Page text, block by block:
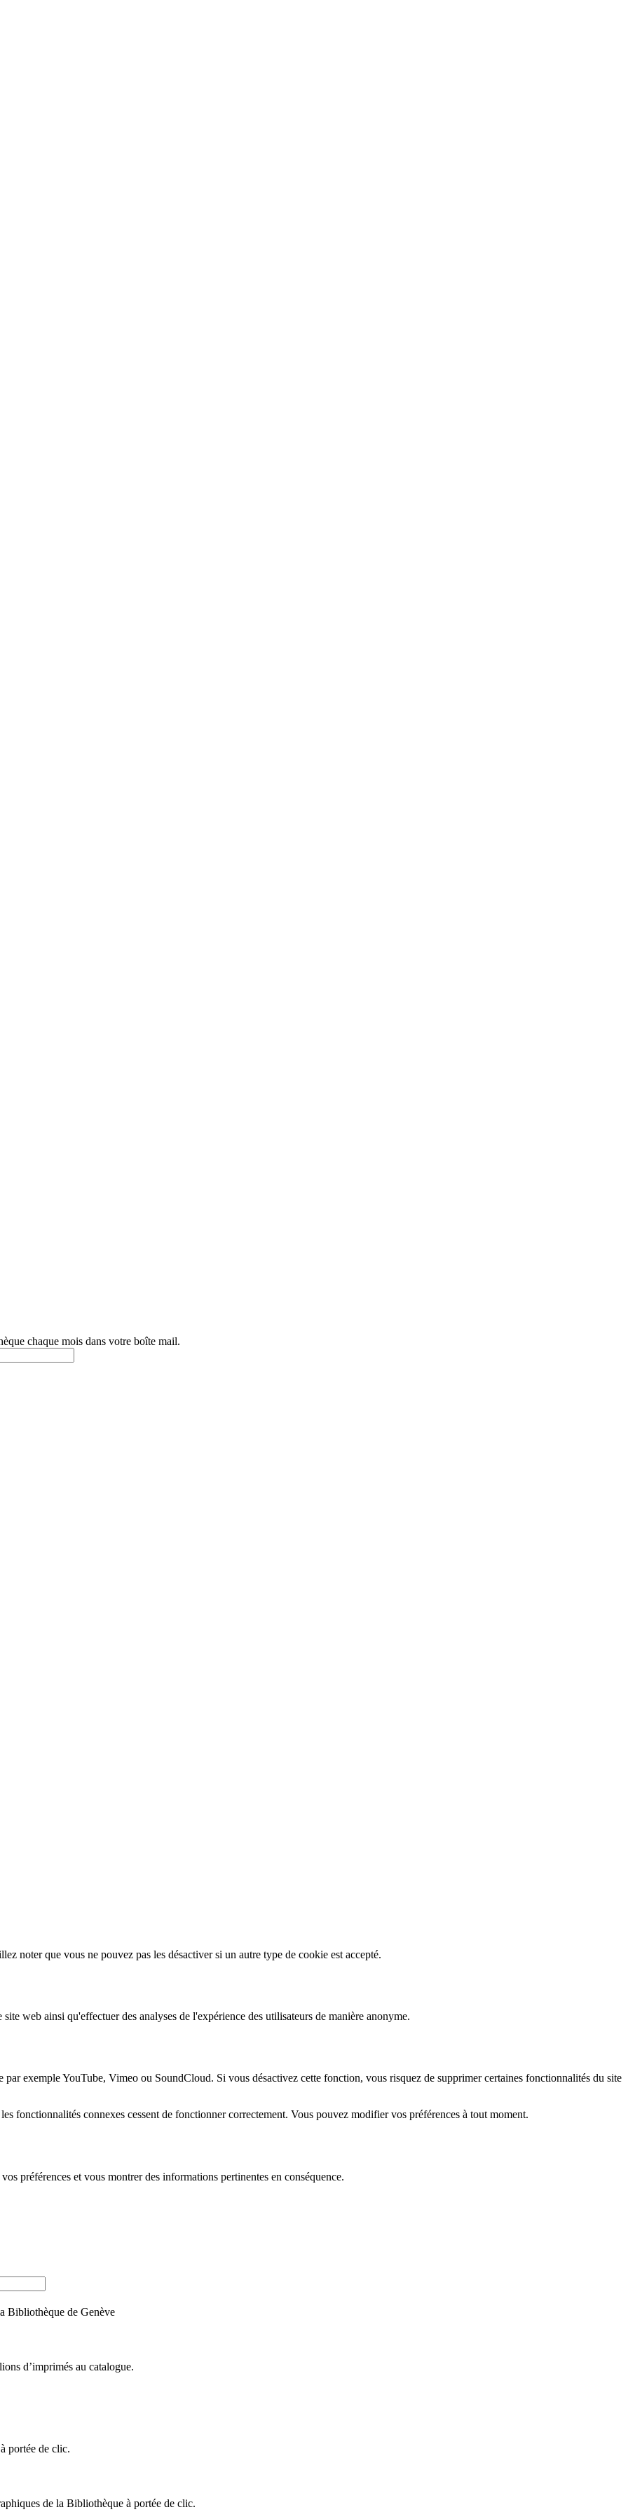
chaque mois dans votre boîte mail.
noter que vous ne pouvez pas les désactiver si un autre type de cookie est accepté.
web ainsi qu'effectuer des analyses de l'expérience des utilisateurs de manière anonyme.
exemple YouTube, Vimeo ou SoundCloud. Si vous désactivez cette fonction, vous risquez de supprimer certaines fonctionnalités du site
fonctionnalités connexes cessent de fonctionner correctement. Vous pouvez modifier vos préférences à tout moment.
préférences et vous montrer des informations pertinentes en conséquence.
Bibliothèque de Genève
d’imprimés au catalogue.
portée de clic.
de la Bibliothèque à portée de clic.